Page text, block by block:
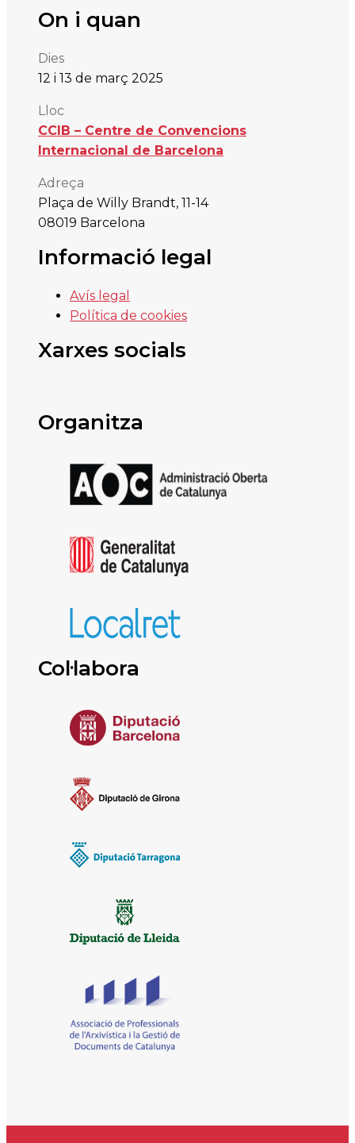
On i quan
Dies
12 i 13 de març 2025
Lloc
CCIB – Centre de Convencions
Internacional de Barcelona
Adreça
Plaça de Willy Brandt, 11-14
08019 Barcelona
Informació legal
Avís legal
Política de cookies
Xarxes socials
Organitza
Col·labora